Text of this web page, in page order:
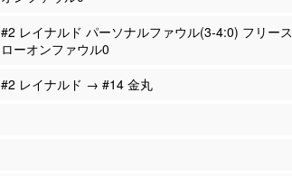
#2 レイナルド パーソナルファウル(3-4:0) フリース
ローオンファウル0
#2 レイナルド → #14 金丸